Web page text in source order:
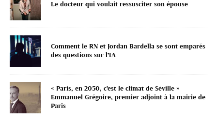
Le docteur qui voulait ressusciter son épouse
Comment le RN et Jordan Bardella se sont emparés
des questions sur l’IA
« Paris, en 2050, c’est le climat de Séville »
Emmanuel Grégoire, premier adjoint à la mairie de
Paris